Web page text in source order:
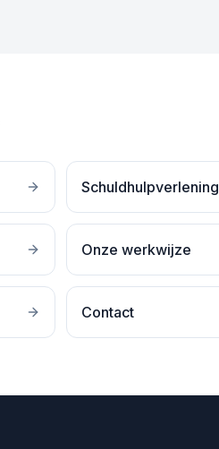
Schuldhulpverlening
Onze werkwijze
Contact